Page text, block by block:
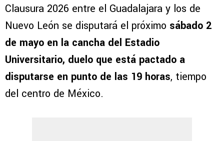
Clausura 2026 entre el Guadalajara y los de
Nuevo León se disputará el próximo sábado 2
de mayo en la cancha del Estadio
Universitario, duelo que está pactado a
disputarse en punto de las 19 horas, tiempo
del centro de México.